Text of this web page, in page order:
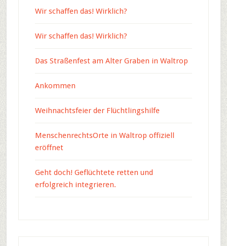
Wir schaffen das! Wirklich?
Wir schaffen das! Wirklich?
Das Straßenfest am Alter Graben in Waltrop
Ankommen
Weihnachtsfeier der Flüchtlingshilfe
MenschenrechtsOrte in Waltrop offiziell
eröffnet
Geht doch! Geflüchtete retten und
erfolgreich integrieren.